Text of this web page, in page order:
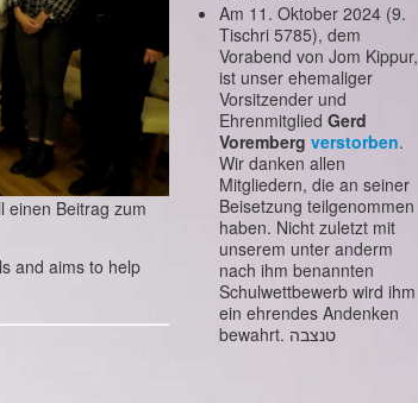
einen Beitrag zum
and aims to help
Am 11. Oktober 2024 (9.
Tischri 5785), dem
Vorabend von Jom Kippur,
ist unser ehemaliger
Vorsitzender und
EhrenmitgliedGerd
Vorembergverstorben.
Wir danken allen
Mitgliedern, die an seiner
Beisetzung teilgenommen
haben. Nicht zuletzt mit
unserem unter anderm
nach ihm benannten
Schulwettbewerb wird ihm
ein ehrendes Andenken
bewahrt. טנצבה